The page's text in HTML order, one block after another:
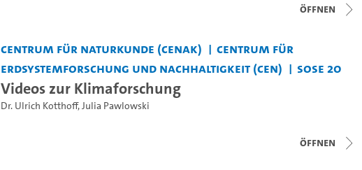
Öffnen
Centrum für Naturkunde (CeNak)
Centrum für
Erdsystemforschung und Nachhaltigkeit (CEN)
SoSe 20
Videos zur Klimaforschung
Dr. Ulrich Kotthoff,Julia Pawlowski
Öffnen